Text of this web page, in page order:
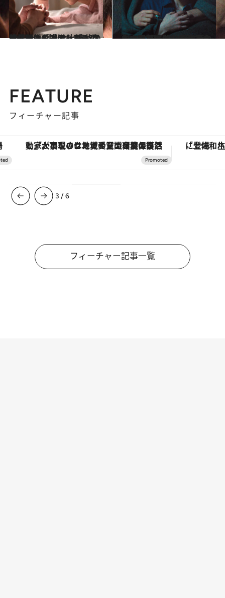
2023.9.14
マリオン・コティヤールの最新作 『私の大嫌いな弟へ』は愛と憎しみの 複雑な関係を描いた“家族の物語”
カルチャー 2023.7.6
かつて存在した、愛する自由を禁ずる 法律。その中で闘い続けた男の20余年 の物語を描いた映画『大いなる自由』
カルチャー
FEATURE
フィーチャー記事
「大事なのは地域の意識を変えること」。ロレックス賞受賞の自然保護活動家が実現させたナイジェリアの自然環境の復活
3 /6
フィーチャー記事一覧